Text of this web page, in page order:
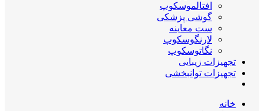
افتالموسکوپ
گوشی پزشکی
ست معاینه
لارنگوسکوپ
نگاتوسکوپ
تجهیزات زیبایی
تجهیزات توانبخشی
خانه